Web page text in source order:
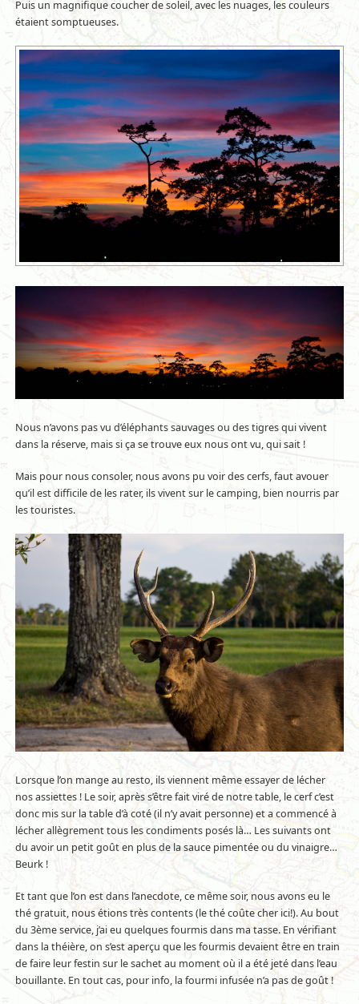
Puis un magnifique coucher de soleil, avec les nuages, les couleurs
étaient somptueuses.
Nous n’avons pas vu d’éléphants sauvages ou des tigres qui vivent
dans la réserve, mais si ça se trouve eux nous ont vu, qui sait !
Mais pour nous consoler, nous avons pu voir des cerfs, faut avouer
qu’il est difficile de les rater, ils vivent sur le camping, bien nourris par
les touristes.
Lorsque l’on mange au resto, ils viennent même essayer de lécher
nos assiettes ! Le soir, après s’être fait viré de notre table, le cerf c’est
donc mis sur la table d’à coté (il n’y avait personne) et a commencé à
lécher allègrement tous les condiments posés là… Les suivants ont
du avoir un petit goût en plus de la sauce pimentée ou du vinaigre…
Beurk !
Et tant que l’on est dans l’anecdote, ce même soir, nous avons eu le
thé gratuit, nous étions très contents (le thé coûte cher ici!). Au bout
du 3ème service, j’ai eu quelques fourmis dans ma tasse. En vérifiant
dans la théière, on s’est aperçu que les fourmis devaient être en train
de faire leur festin sur le sachet au moment où il a été jeté dans l’eau
bouillante. En tout cas, pour info, la fourmi infusée n’a pas de goût !